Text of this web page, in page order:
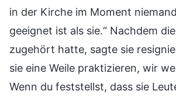
in der Kirche im Moment
geeignet ist als sie.“ Nachdem
zugehört hatte, sagte sie
sie eine Weile praktizieren, wir
Wenn du feststellst, dass sie